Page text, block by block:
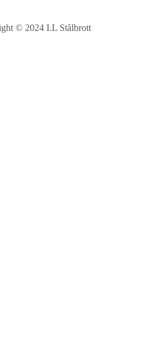
© 2024 I.L Stålbrott